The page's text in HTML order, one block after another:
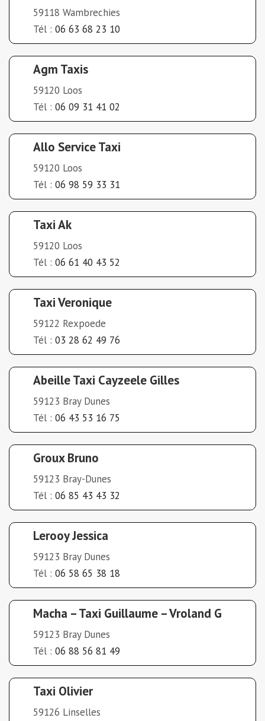
59118 Wambrechies
Tél : 06 63 68 23 10
Agm Taxis
59120 Loos
Tél : 06 09 31 41 02
Allo Service Taxi
59120 Loos
Tél : 06 98 59 33 31
Taxi Ak
59120 Loos
Tél : 06 61 40 43 52
Taxi Veronique
59122 Rexpoede
Tél : 03 28 62 49 76
Abeille Taxi Cayzeele Gilles
59123 Bray Dunes
Tél : 06 43 53 16 75
Groux Bruno
59123 Bray-Dunes
Tél : 06 85 43 43 32
Lerooy Jessica
59123 Bray Dunes
Tél : 06 58 65 38 18
Macha – Taxi Guillaume – Vroland G
59123 Bray Dunes
Tél : 06 88 56 81 49
Taxi Olivier
59126 Linselles